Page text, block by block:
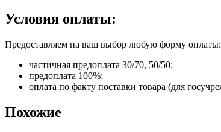
Условия оплаты:
Предоставляем на ваш выбор любую форму оплаты:
частичная предоплата 30/70, 50/50;
предоплата 100%;
оплата по факту поставки товара (для
Похожие